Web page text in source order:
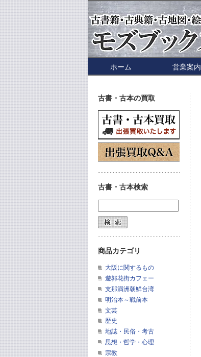
ホーム 営業案内
古書・古本の買取
古書・古本検索
商品カテゴリ
大阪に関するもの
遊郭花街カフェー
支那満洲朝鮮台湾
明治本～戦前本
文芸
歴史
地誌・民俗・考古
思想・哲学・心理
宗教